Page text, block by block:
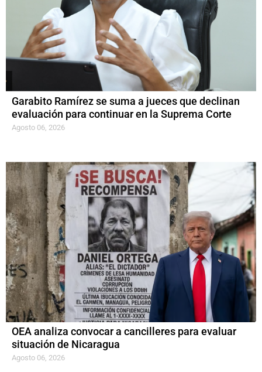
Garabito Ramírez se suma a jueces que declinan
evaluación para continuar en la Suprema Corte
Agosto 06, 2026
OEA analiza convocar a cancilleres para evaluar
situación de Nicaragua
Agosto 06, 2026